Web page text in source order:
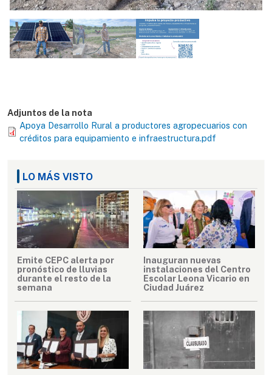
Adjuntos de la nota
Apoya Desarrollo Rural a productores agropecuarios con
créditos para equipamiento e infraestructura.pdf
LO MÁS VISTO
Emite CEPC alerta por
pronóstico de lluvias
durante el resto de la
semana
Inauguran nuevas
instalaciones del Centro
Escolar Leona Vicario en
Ciudad Juárez